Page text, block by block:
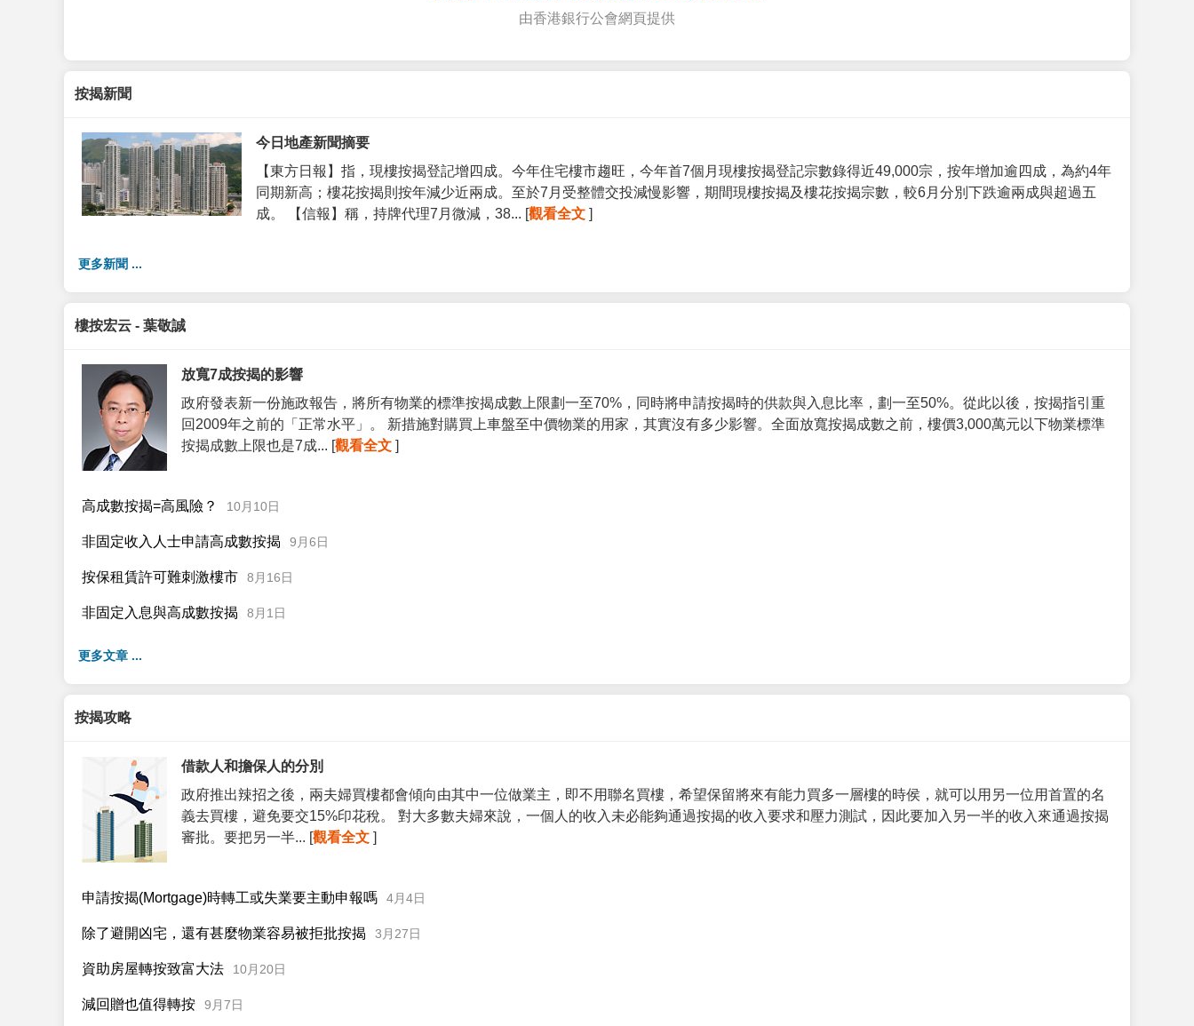
由香港銀行公會網頁提供
按揭新聞
今日地產新聞摘要
【東方日報】指，現樓按揭登記增四成。今年住宅樓市趨旺，今年首7個月現樓按揭登記宗數錄得近49,000宗，按年增加逾四成，為約4年
同期新高；樓花按揭則按年減少近兩成。至於7月受整體交投減慢影響，期間現樓按揭及樓花按揭宗數，較6月分別下跌逾兩成與超過五
成。 【信報】稱，持牌代理7月微減，38... [觀看全文 ]
更多新聞 ...
樓按宏云 - 葉敬誠
放寬7成按揭的影響
政府發表新一份施政報告，將所有物業的標準按揭成數上限劃一至70%，同時將申請按揭時的供款與入息比率，劃一至50%。從此以後，按揭指引重
回2009年之前的「正常水平」。 新措施對購買上車盤至中價物業的用家，其實沒有多少影響。全面放寬按揭成數之前，樓價3,000萬元以下物業標準
按揭成數上限也是7成... [觀看全文 ]
高成數按揭=高風險？ 10月10日
非固定收入人士申請高成數按揭 9月6日
按保租賃許可難刺激樓市 8月16日
非固定入息與高成數按揭 8月1日
更多文章 ...
按揭攻略
借款人和擔保人的分別
政府推出辣招之後，兩夫婦買樓都會傾向由其中一位做業主，即不用聯名買樓，希望保留將來有能力買多一層樓的時侯，就可以用另一位用首置的名
義去買樓，避免要交15%印花稅。 對大多數夫婦來說，一個人的收入未必能夠通過按揭的收入要求和壓力測試，因此要加入另一半的收入來通過按揭
審批。要把另一半... [觀看全文 ]
申請按揭(Mortgage)時轉工或失業要主動申報嗎 4月4日
除了避開凶宅，還有甚麼物業容易被拒批按揭 3月27日
資助房屋轉按致富大法 10月20日
減回贈也值得轉按 9月7日